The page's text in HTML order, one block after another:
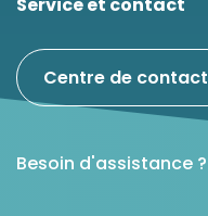
Service et contact
Centre de contact
Besoin d'assistance ?